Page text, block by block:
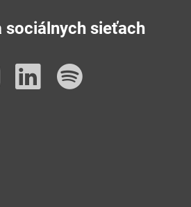
sociálnych sieťach
Instagram
LinkedIn